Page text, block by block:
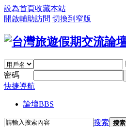
設為首頁收藏本站
開啟輔助訪問 切換到窄版
密碼
快捷導航
論壇BBS
搜索 搜索